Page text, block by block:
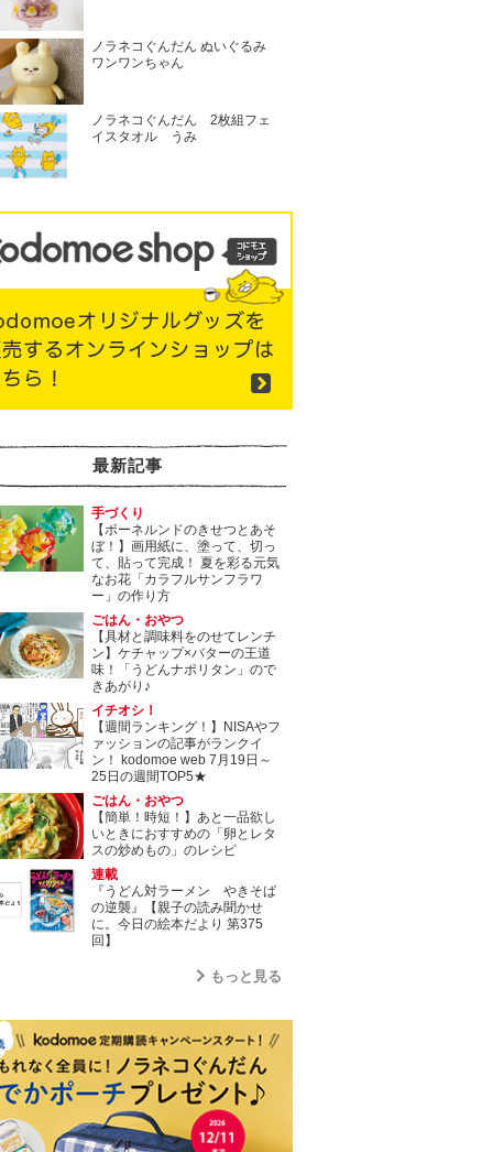
ノラネコぐんだん ぬいぐるみ
ワンワンちゃん
ノラネコぐんだん 2枚組フェ
イスタオル うみ
最新記事
手づくり
【ボーネルンドのきせつとあそ
ぼ！】画用紙に、塗って、切っ
て、貼って完成！ 夏を彩る元気
なお花「カラフルサンフラワ
ー」の作り方
ごはん・おやつ
【具材と調味料をのせてレンチ
ン】ケチャップ×バターの王道
味！「うどんナポリタン」ので
きあがり♪
イチオシ！
【週間ランキング！】NISAやフ
ァッションの記事がランクイ
ン！ kodomoe web 7月19日～
25日の週間TOP5★
ごはん・おやつ
【簡単！時短！】あと一品欲し
いときにおすすめの「卵とレタ
スの炒めもの」のレシピ
連載
『うどん対ラーメン やきそば
の逆襲』【親子の読み聞かせ
に。今日の絵本だより 第375
回】
もっと見る